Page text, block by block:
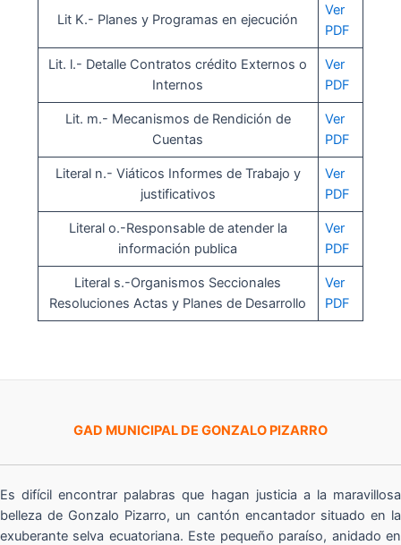
Lit K.- Planes y Programas en ejecución
Ver
PDF
Lit. l.- Detalle Contratos crédito Externos o
Internos
Ver
PDF
Lit. m.- Mecanismos de Rendición de
Cuentas
Ver
PDF
Literal n.- Viáticos Informes de Trabajo y
justificativos
Ver
PDF
Literal o.-Responsable de atender la
información publica
Ver
PDF
Literal s.-Organismos Seccionales
Resoluciones Actas y Planes de Desarrollo
Ver
PDF
GAD MUNICIPAL DE GONZALO PIZARRO
Es difícil encontrar palabras que hagan justicia a la maravillosa
belleza de Gonzalo Pizarro, un cantón encantador situado en la
exuberante selva ecuatoriana. Este pequeño paraíso, anidado en